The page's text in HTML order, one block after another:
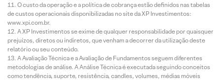
O custo da operação e a política de cobrança estão definidos nas tabelas
de custos operacionais disponibilizadas no site da XP Investimentos:
www.xpi.com.br.
A XP Investimentos se exime de qualquer responsabilidade por quaisquer
prejuízos, diretos ou indiretos, que venham a decorrer da utilização deste
relatório ou seu conteúdo.
A Avaliação Técnica e a Avaliação de Fundamentos seguem diferentes
metodologias de análise. A Análise Técnica é executada seguindo conceitos
como tendência, suporte, resistência, candles, volumes, médias móveis